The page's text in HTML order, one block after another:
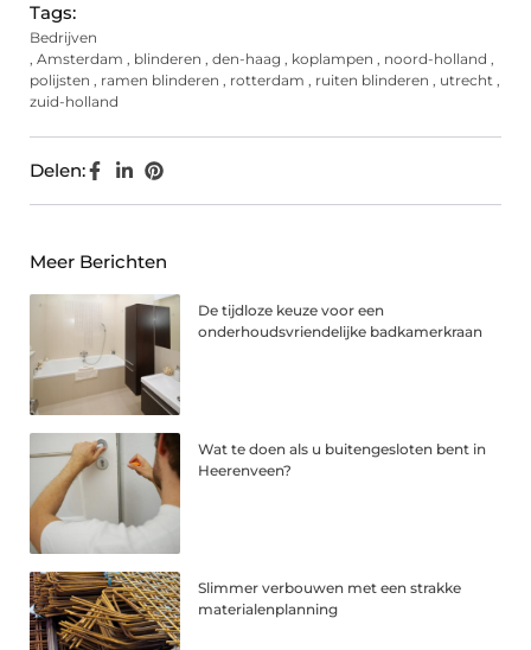
Tags:
Bedrijven
, Amsterdam , blinderen , den-haag , koplampen , noord-holland ,
polijsten , ramen blinderen , rotterdam , ruiten blinderen , utrecht ,
zuid-holland
Delen:
Meer Berichten
De tijdloze keuze voor een
onderhoudsvriendelijke badkamerkraan
Wat te doen als u buitengesloten bent in
Heerenveen?
Slimmer verbouwen met een strakke
materialenplanning